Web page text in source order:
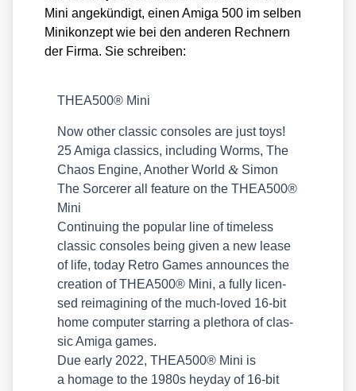
Mini ange­kün­digt, einen Ami­ga 500 im sel­ben
Mini­kon­zept wie bei den ande­ren Rech­nern
der Fir­ma. Sie schrei­ben:
THEA500® Mini
Now other clas­sic con­so­les are just toys!
25 Ami­ga clas­sics, inclu­ding Worms, The
Cha­os Engi­ne, Ano­ther World& Simon
The Sorce­rer all fea­ture on the THEA500®
Mini
Con­ti­nuing the popu­lar line of tim­e­l­ess
clas­sic con­so­les being given a new lea­se
of life, today Retro Games announ­ces the
crea­ti­on of THEA500® Mini, a ful­ly licen­
sed reim­agi­ning of the much-loved 16-bit
home com­pu­ter star­ring a ple­tho­ra of clas­
sic Ami­ga games.
Due ear­ly 2022, THEA500® Mini is
a homage to the 1980s heyday of 16-bit